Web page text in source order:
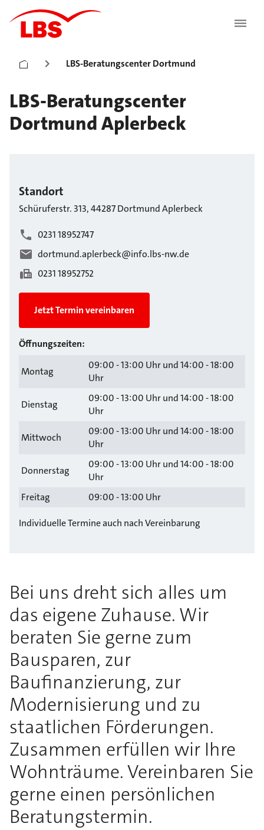
LBS-Beratungscenter Dortmund
LBS-Beratungscenter
Dortmund Aplerbeck
Standort
Schüruferstr. 313,44287DortmundAplerbeck
0231 18952747
dortmund.aplerbeck@info.lbs-nw.de
0231 18952752
Jetzt Termin vereinbaren
Öffnungszeiten:
Montag
09:00 - 13:00 Uhr und 14:00 - 18:00
Uhr
Dienstag
09:00 - 13:00 Uhr und 14:00 - 18:00
Uhr
Mittwoch
09:00 - 13:00 Uhr und 14:00 - 18:00
Uhr
Donnerstag
09:00 - 13:00 Uhr und 14:00 - 18:00
Uhr
Freitag
09:00 - 13:00 Uhr
Individuelle Termine auch nach Vereinbarung
Bei uns dreht sich alles um
das eigene Zuhause. Wir
beraten Sie gerne zum
Bausparen, zur
Baufinanzierung, zur
Modernisierung und zu
staatlichen Förderungen.
Zusammen erfüllen wir Ihre
Wohnträume. Vereinbaren Sie
gerne einen persönlichen
Beratungstermin.